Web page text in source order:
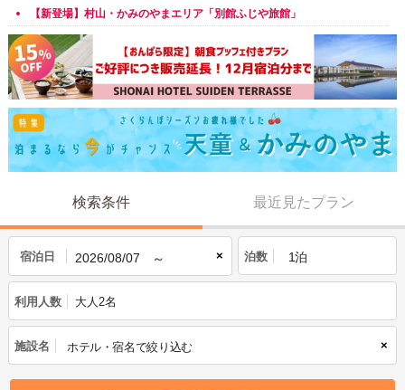
【新登場】村山・かみのやまエリア「別館ふじや旅館」
検索条件 最近見たプラン
宿泊日 × 泊数
利用人数 大人2名
施設名 ×